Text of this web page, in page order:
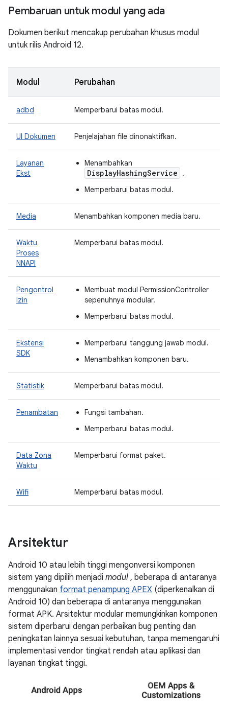
Pembaruan untuk modul yang ada
Dokumen berikut mencakup perubahan khusus modul
untuk rilis Android 12.
Modul Perubahan
adbd Memperbarui batas modul.
UI Dokumen Penjelajahan file dinonaktifkan.
Layanan
Ekst
Menambahkan
DisplayHashingService
.
Memperbarui batas modul.
Media Menambahkan komponen media baru.
Waktu
Proses
NNAPI
Memperbarui batas modul.
Pengontrol
Izin
Membuat modul PermissionController
sepenuhnya modular.
Memperbarui batas modul.
Ekstensi
SDK
Memperbarui tanggung jawab modul.
Menambahkan komponen baru.
Statistik Memperbarui batas modul.
Penambatan
Fungsi tambahan.
Memperbarui batas modul.
Data Zona
Waktu
Memperbarui format paket.
Wifi Memperbarui batas modul.
Arsitektur
Android 10 atau lebih tinggi mengonversi komponen
sistem yang dipilih menjadi modul , beberapa di antaranya
menggunakan format penampung APEX (diperkenalkan di
Android 10) dan beberapa di antaranya menggunakan
format APK. Arsitektur modular memungkinkan komponen
sistem diperbarui dengan perbaikan bug penting dan
peningkatan lainnya sesuai kebutuhan, tanpa memengaruhi
implementasi vendor tingkat rendah atau aplikasi dan
layanan tingkat tinggi.